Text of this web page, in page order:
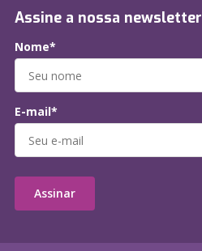
Assine a nossa newsletter
Nome*
E-mail*
Assinar